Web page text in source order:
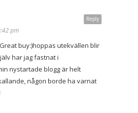
Reply
pm
buy:)hoppas utekvällen blir
har jag fastnat i
nystartade blogg är helt
någon borde ha varnat